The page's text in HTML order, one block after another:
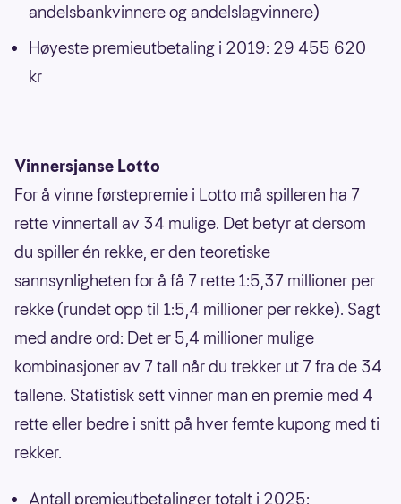
andelsbankvinnere og andelslagvinnere)
Høyeste premieutbetaling i 2019: 29 455 620
kr
Vinnersjanse Lotto
For å vinne førstepremie i Lotto må spilleren ha 7
rette vinnertall av 34 mulige. Det betyr at dersom
du spiller én rekke, er den teoretiske
sannsynligheten for å få 7 rette 1:5,37 millioner per
rekke (rundet opp til 1:5,4 millioner per rekke). Sagt
med andre ord: Det er 5,4 millioner mulige
kombinasjoner av 7 tall når du trekker ut 7 fra de 34
tallene. Statistisk sett vinner man en premie med 4
rette eller bedre i snitt på hver femte kupong med ti
rekker.
Antall premieutbetalinger totalt i 2025: